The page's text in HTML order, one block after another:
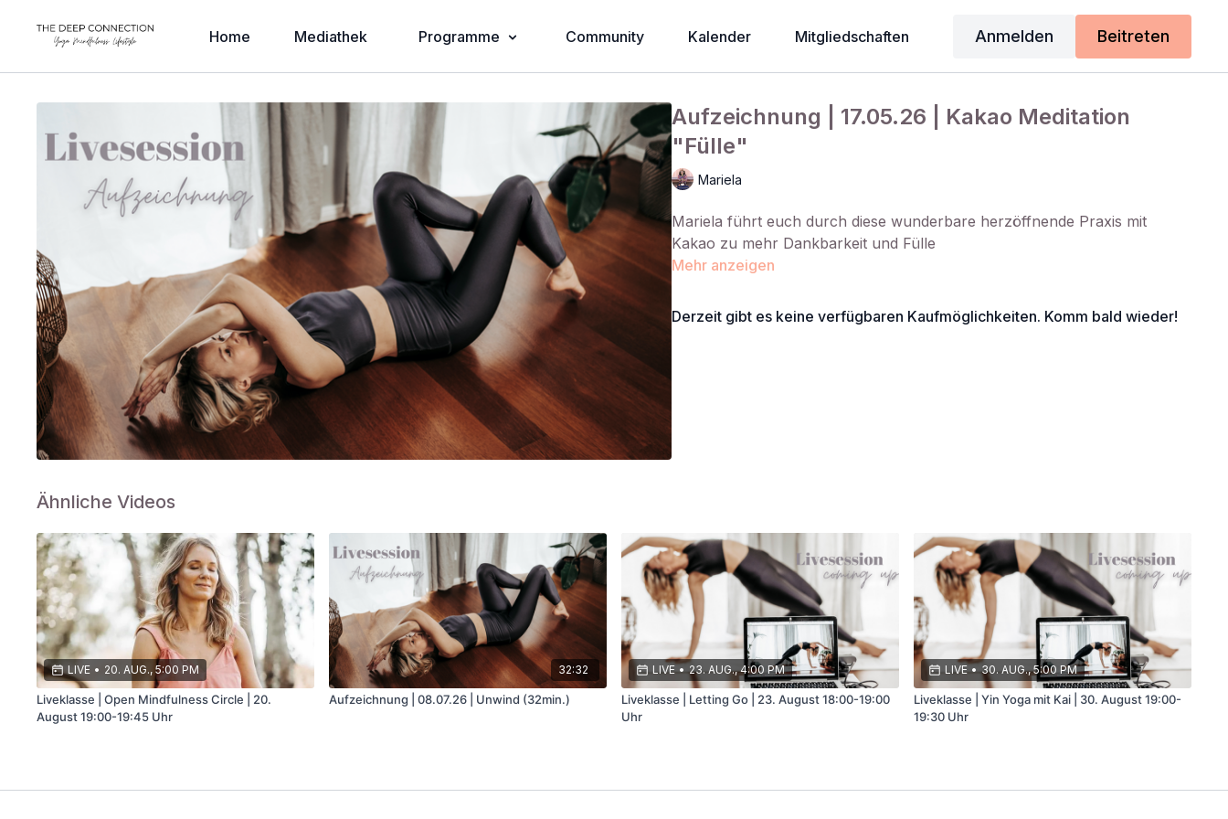
Home Mediathek Programme Community Kalender Mitgliedschaften Anmelden Beitreten
Aufzeichnung | 17.05.26 | Kakao Meditation
"Fülle"
Mariela
Mariela führt euch durch diese wunderbare herzöffnende Praxis mit
Kakao zu mehr Dankbarkeit und Fülle
Mehr anzeigen
Derzeit gibt es keine verfügbaren Kaufmöglichkeiten. Komm bald wieder!
Ähnliche Videos
LIVE • 20. AUG., 5:00 PM
Liveklasse | Open Mindfulness Circle | 20.
August 19:00-19:45 Uhr
32:32
Aufzeichnung | 08.07.26 | Unwind (32min.)
LIVE • 23. AUG., 4:00 PM
Liveklasse | Letting Go | 23. August 18:00-19:00
Uhr
LIVE • 30. AUG., 5:00 PM
Liveklasse | Yin Yoga mit Kai | 30. August 19:00-
19:30 Uhr